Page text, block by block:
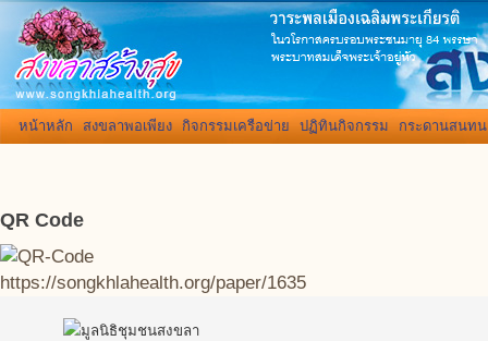
หน้าหลัก สงขลาพอเพียง กิจกรรมเครือข่าย ปฏิทินกิจกรรม กระดานสนท
QR Code
https://songkhlahealth.org/paper/1635